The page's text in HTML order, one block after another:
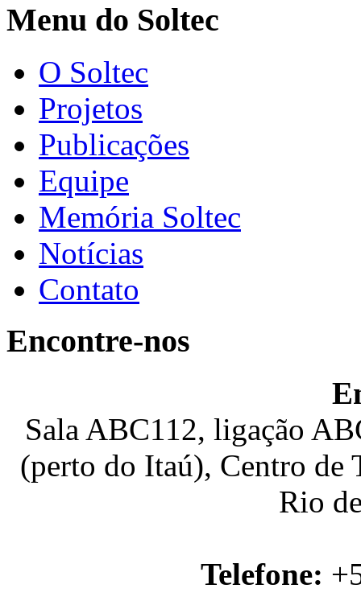
Menu do Soltec
O Soltec
Projetos
Publicações
Equipe
Memória Soltec
Notícias
Contato
Encontre-nos
Sala ABC112, ligação
(perto do Itaú), Centro de
Rio
Telefone: